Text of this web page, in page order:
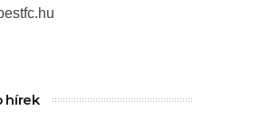
hírek